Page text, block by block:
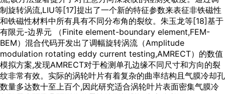
制旋转涡流,LIU等[17]提出了一个新的特征参数来表征非铁磁性
和铁磁性材料中所有具有不同分布角的裂纹。朱玉龙等[18]基于
有限元-边界元 （Finite element-boundary element,FEM-
BEM）混合代码开发出了调幅旋转涡流（Amplitude
modulation rotating eddy current testing,AMRECT）的数值
模拟方案,发现AMRECT对于检测单孔边缘不同尺寸和方向的裂
纹非常有效。实际的涡轮叶片有着复杂的曲率结构且气膜冷却孔
数量多达数十至上百个,因此研究适合涡轮叶片表面密集气膜冷